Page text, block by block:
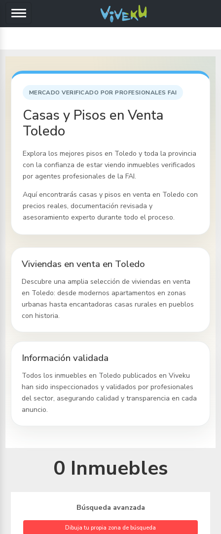
MERCADO VERIFICADO POR PROFESIONALES FAI
Casas y Pisos en Venta
Toledo
Explora los mejores pisos en Toledo y toda la provincia
con la confianza de estar viendo inmuebles verificados
por agentes profesionales de la FAI.
Aquí encontrarás casas y pisos en venta en Toledo con
precios reales, documentación revisada y
asesoramiento experto durante todo el proceso.
Viviendas en venta en Toledo
Descubre una amplia selección de viviendas en venta
en Toledo: desde modernos apartamentos en zonas
urbanas hasta encantadoras casas rurales en pueblos
con historia.
Información validada
Todos los inmueblesen Toledo publicados en Viveku
han sido inspeccionados y validados por profesionales
del sector, asegurando calidad y transparencia en cada
anuncio.
0 Inmuebles
Búsqueda avanzada
Dibuja tu propia zona de búsqueda